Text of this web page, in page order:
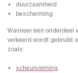
duurzaamheid
bescherming
Wanneer één onderdeel
verkeerd wordt gebruikt
zoals:
scheurvorming